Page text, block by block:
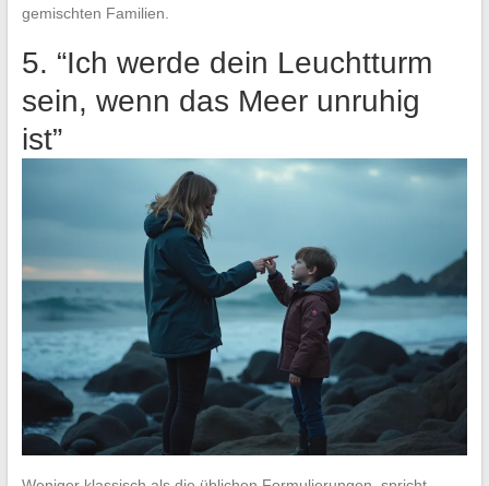
gemischten Familien.
5. “Ich werde dein Leuchtturm
sein, wenn das Meer unruhig
ist”